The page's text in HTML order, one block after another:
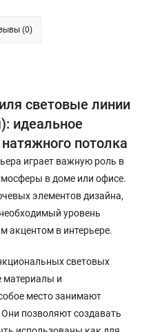
(0)
световые линии
идеальное
потолка
играет важную роль в
в доме или офисе.
элементов дизайна,
уровень
акцентом в интерьере.
световых
материалы и
место занимают
позволяют создавать